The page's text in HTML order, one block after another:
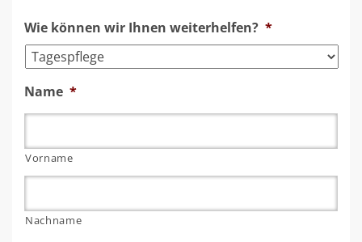
Wie können wir Ihnen weiterhelfen? *
Name *
Vorname
Nachname